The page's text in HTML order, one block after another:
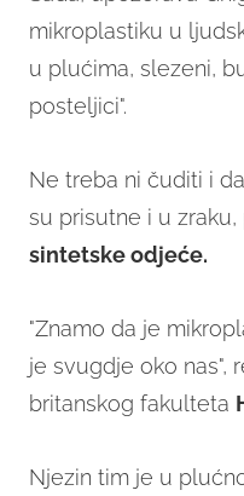
mikroplastiku u
u plućima, slezeni,
posteljici".
Ne treba ni čuditi i
su prisutne i u
sintetske odjeće.
"Znamo da je
je svugdje oko nas",
britanskog fakulteta
Njezin tim je u